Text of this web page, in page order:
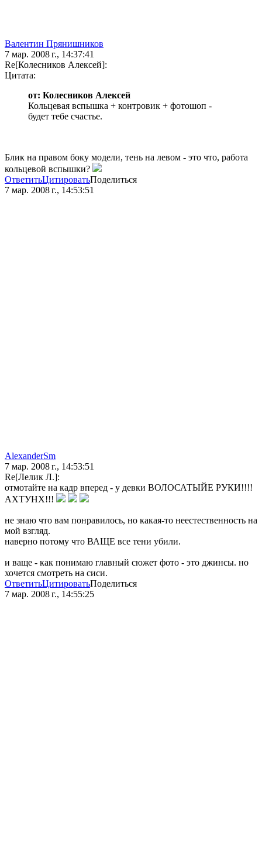
Валентин Прянишников
7 мар. 2008 г., 14:37:41
Re[Колесников Алексей]:
Цитата:
от: Колесников Алексей
Кольцевая вспышка + контровик + фотошоп -
будет тебе счастье.
Блик на правом боку модели, тень на левом - это что, работа
кольцевой вспышки?
ОтветитьЦитироватьПоделиться
7 мар. 2008 г., 14:53:51
AlexanderSm
7 мар. 2008 г., 14:53:51
Re[Лелик Л.]:
отмотайте на кадр вперед - у девки ВОЛОСАТЫЙЕ РУКИ!!!!
АХТУНХ!!!
не знаю что вам понравилось, но какая-то неестественность на
мой взгляд.
наверно потому что ВАЩЕ все тени убили.
и ваще - как понимаю главный сюжет фото - это джинсы. но
хочется смотреть на сиси.
ОтветитьЦитироватьПоделиться
7 мар. 2008 г., 14:55:25